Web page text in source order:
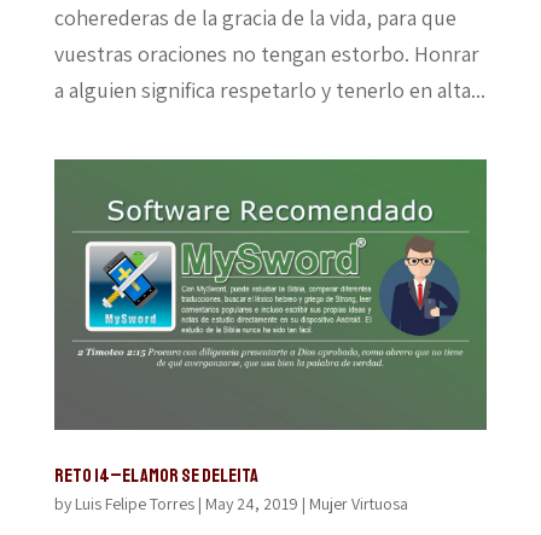
coherederas de la gracia de la vida, para que
vuestras oraciones no tengan estorbo. Honrar
a alguien significa respetarlo y tenerlo en alta...
Reto 14–El amor se deleita
by Luis Felipe Torres| May 24, 2019 | Mujer Virtuosa